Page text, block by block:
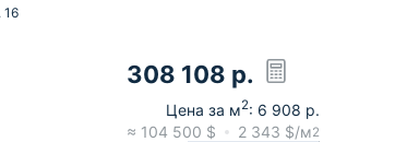
16
308 108 р.
Цена за м2: 6 908 р.
≈ 104 500 $ 2 343 $/м2